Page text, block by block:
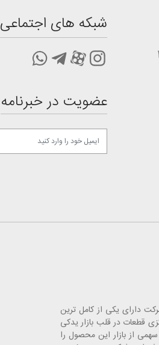
شبکه های اجتماعی
عضویت در خبرنامه
شرکت دارای یکی از کامل ترین
با افتتاح فروشگاه های مرکزی قطعات در قلب بازار یدکی
از بازار این محصول را